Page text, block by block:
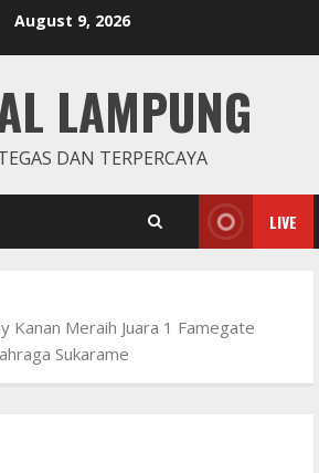
August 9, 2026
LAMPUNG
DAN TERPERCAYA
LIVE
Kanan Meraih Juara 1 Famegate
Sukarame